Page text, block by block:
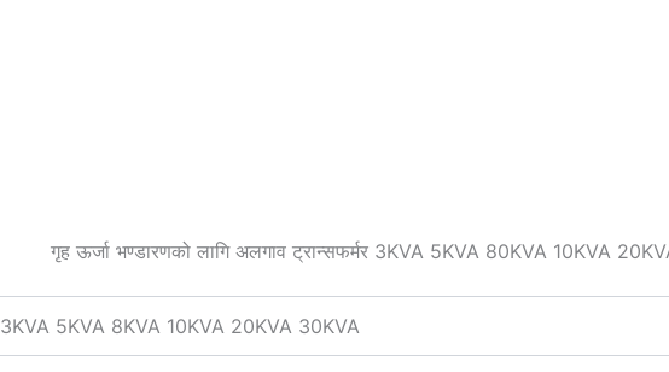
गृह ऊर्जा भण्डारणको लागि अलगाव ट्रान्सफर्मर 3KVA 5KVA 80KVA 10KVA
3KVA 5KVA 8KVA 10KVA 20KVA 30KVA